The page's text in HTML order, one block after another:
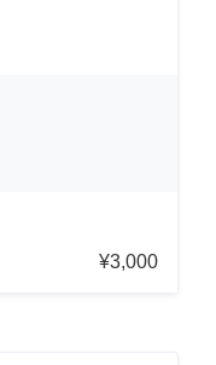
¥3,000